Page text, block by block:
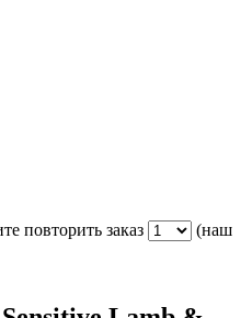
повторить заказ
(наш